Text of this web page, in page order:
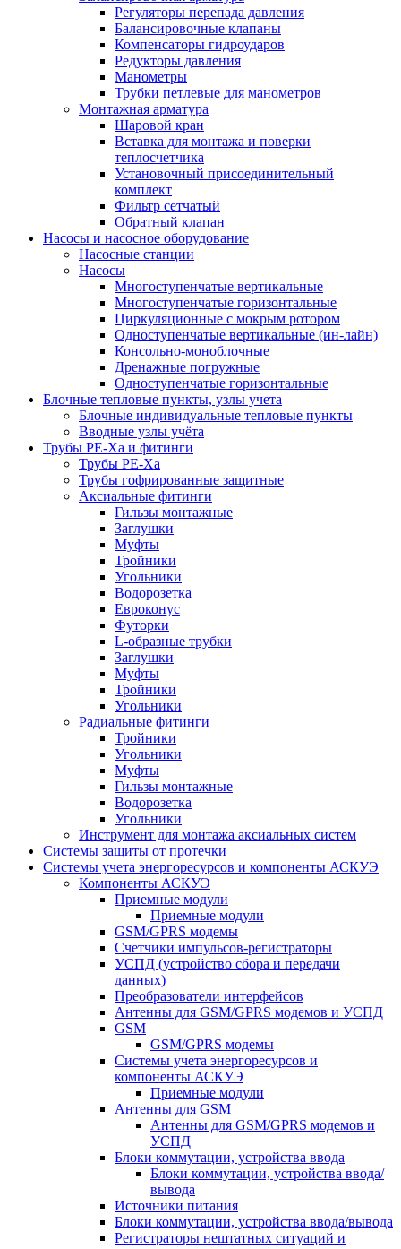
Регуляторы перепада давления
Балансировочные клапаны
Компенсаторы гидроударов
Редукторы давления
Манометры
Трубки петлевые для манометров
Монтажная арматура
Шаровой кран
Вставка для монтажа и поверки
теплосчетчика
Установочный присоединительный
комплект
Фильтр сетчатый
Обратный клапан
Насосы и насосное оборудование
Насосные станции
Насосы
Многоступенчатые вертикальные
Многоступенчатые горизонтальные
Циркуляционные с мокрым ротором
Одноступенчатые вертикальные (ин-лайн)
Консольно-моноблочные
Дренажные погружные
Одноступенчатые горизонтальные
Блочные тепловые пункты, узлы учета
Блочные индивидуальные тепловые пункты
Вводные узлы учёта
Трубы РЕ-Ха и фитинги
Трубы РЕ-Ха
Трубы гофрированные защитные
Аксиальные фитинги
Гильзы монтажные
Заглушки
Муфты
Тройники
Угольники
Водорозетка
Евроконус
Футорки
L-образные трубки
Заглушки
Муфты
Тройники
Угольники
Радиальные фитинги
Тройники
Угольники
Муфты
Гильзы монтажные
Водорозетка
Угольники
Инструмент для монтажа аксиальных систем
Системы защиты от протечки
Системы учета энергоресурсов и компоненты АСКУЭ
Компоненты АСКУЭ
Приемные модули
Приемные модули
GSM/GPRS модемы
Счетчики импульсов-регистраторы
УСПД (устройство сбора и передачи
данных)
Преобразователи интерфейсов
Антенны для GSM/GPRS модемов и УСПД
GSM
GSM/GPRS модемы
Системы учета энергоресурсов и
компоненты АСКУЭ
Приемные модули
Антенны для GSM
Антенны для GSM/GPRS модемов и
УСПД
Блоки коммутации, устройства ввода
Блоки коммутации, устройства ввода/
вывода
Источники питания
Блоки коммутации, устройства ввода/вывода
Регистраторы нештатных ситуаций и